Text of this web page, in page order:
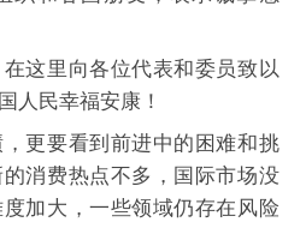
里向各位代表和委员致以
人民幸福安康！
要看到前进中的困难和挑
消费热点不多，国际市场没
加大，一些领域仍存在风险